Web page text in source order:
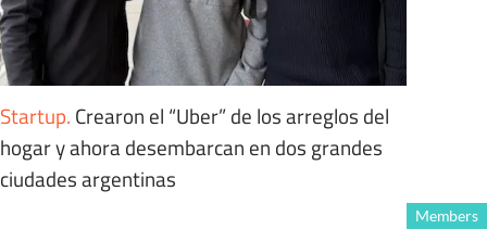
Startup. Crearon el “Uber” de los arreglos del
hogar y ahora desembarcan en dos grandes
ciudades argentinas
Members